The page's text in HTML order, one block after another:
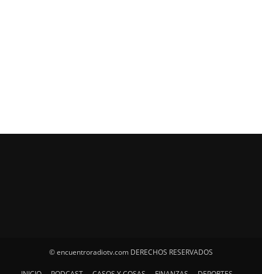
© encuentroradiotv.com DERECHOS RESERVADOS